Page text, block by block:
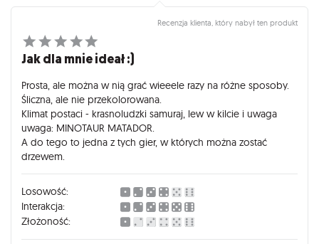
Recenzja klienta, który nabył ten produkt
Jak dla mnie ideał :)
Prosta, ale można w nią grać wieeele razy na różne sposoby.
Śliczna, ale nie przekolorowana.
Klimat postaci - krasnoludzki samuraj, lew w kilcie i uwaga
uwaga: MINOTAUR MATADOR.
A do tego to jedna z tych gier, w których można zostać
drzewem.
Losowość:
Interakcja:
Złożoność: